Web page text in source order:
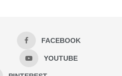
FACEBOOK
YOUTUBE